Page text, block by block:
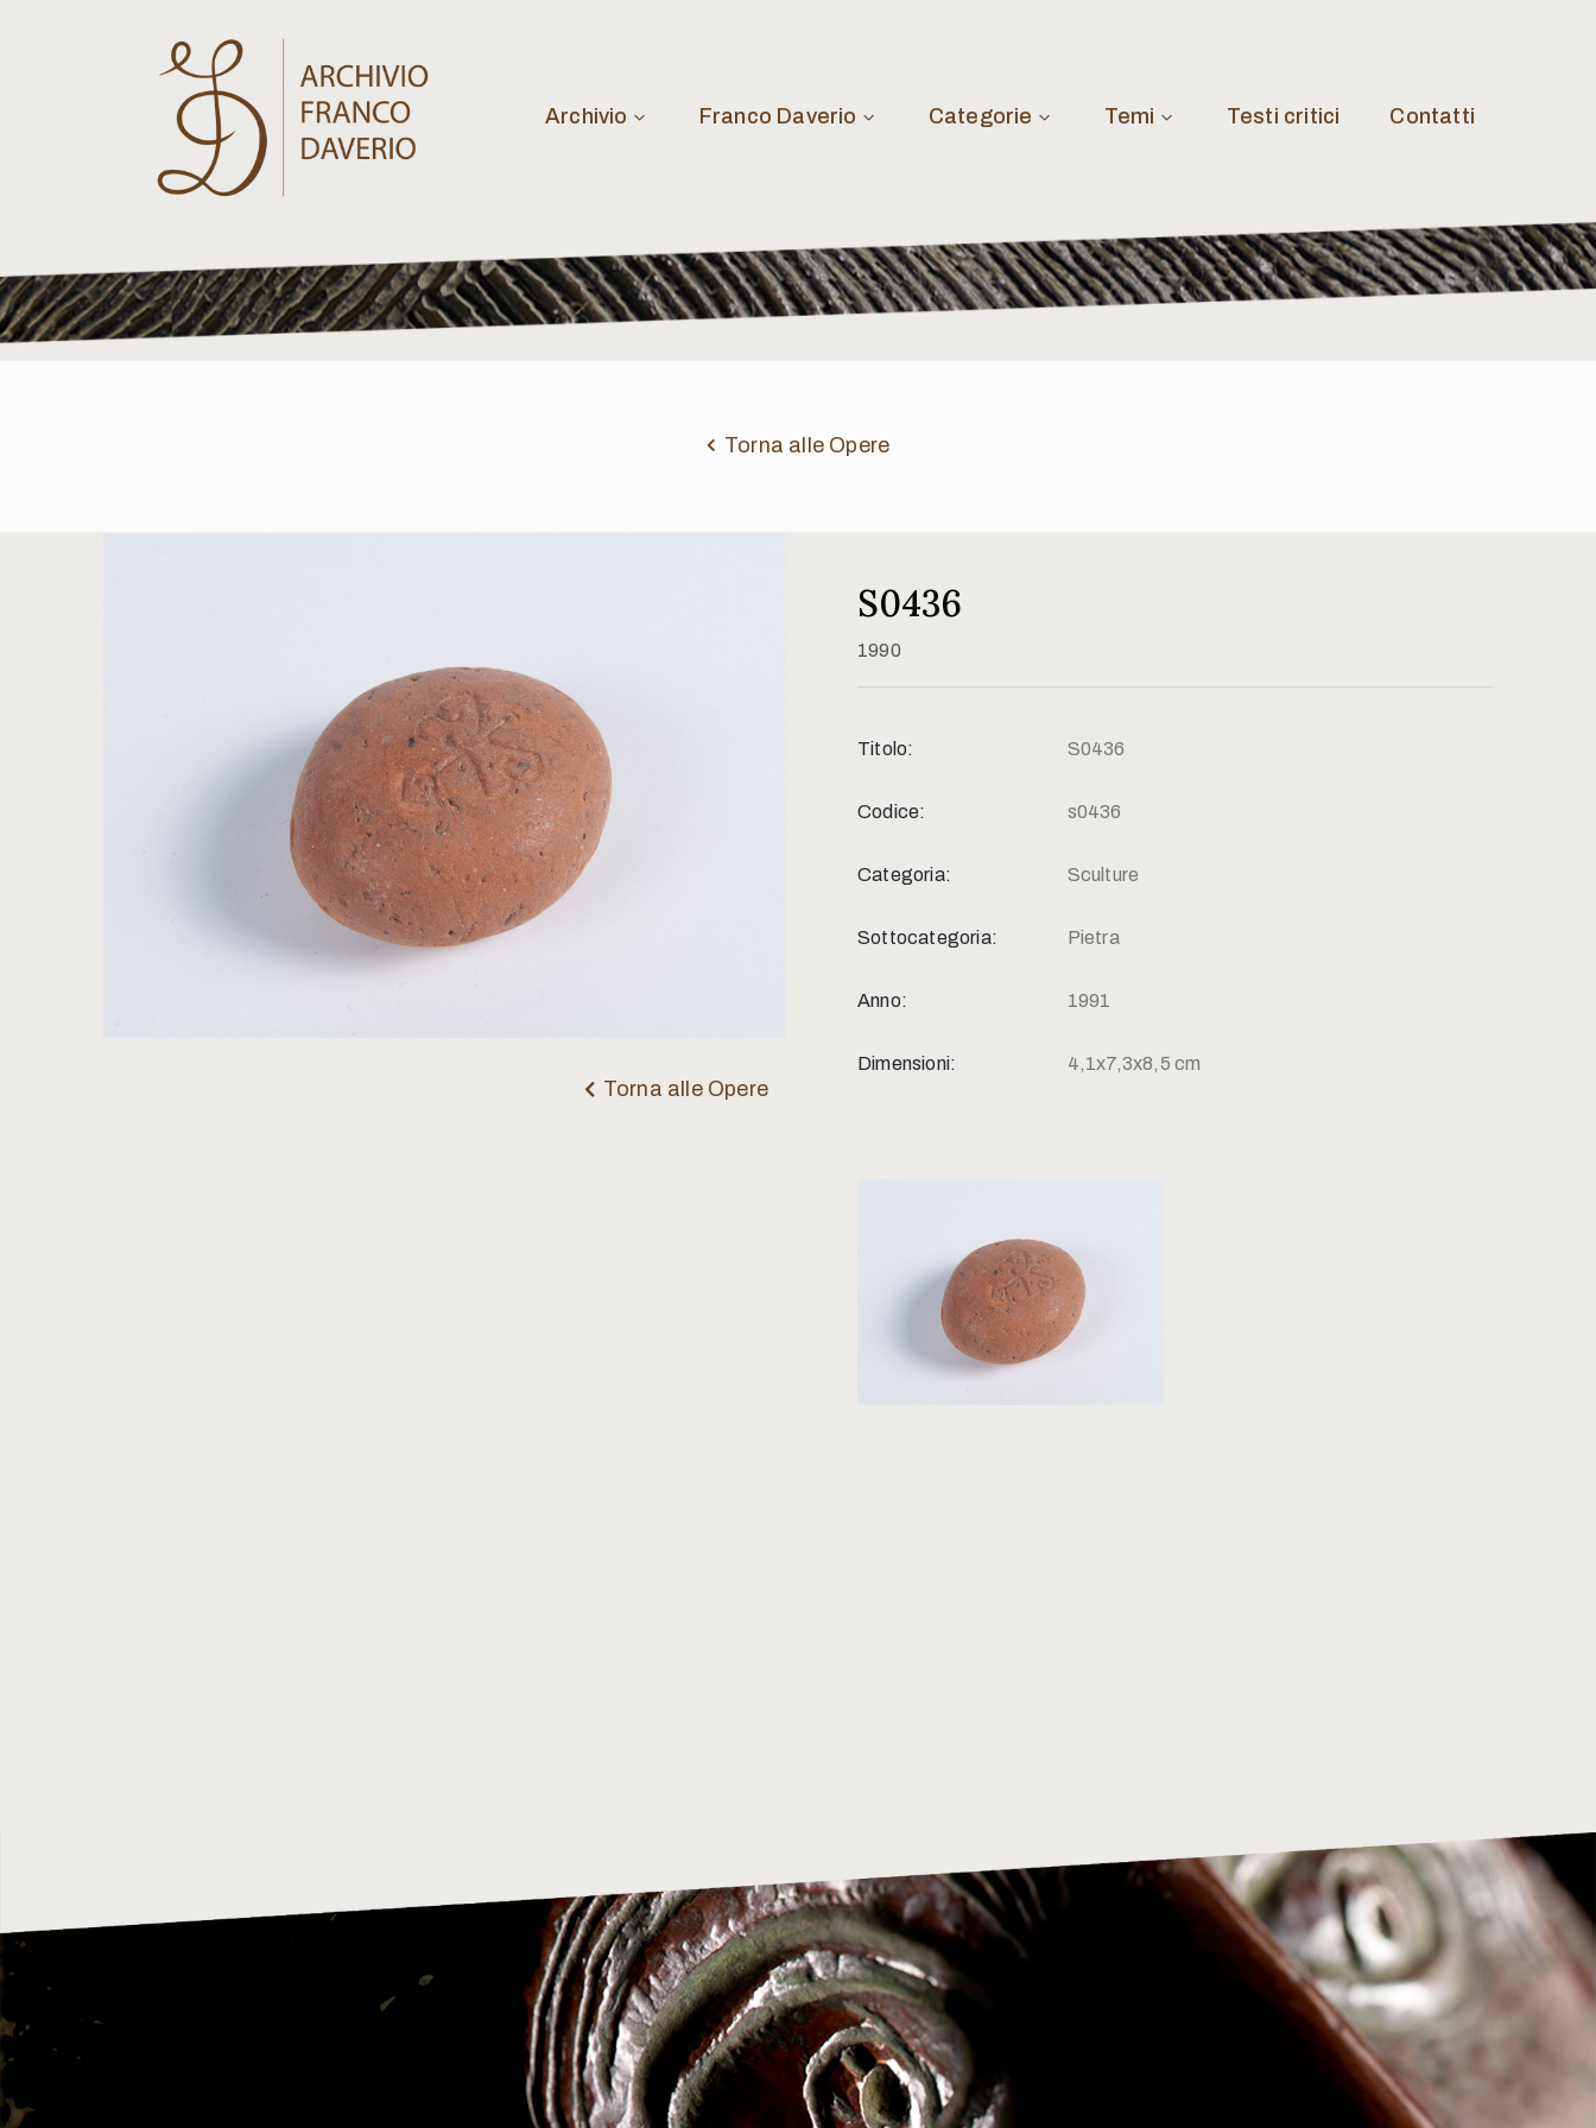
Archivio Franco Daverio Categorie Temi Testi critici Contatti
Torna alle Opere
Torna alle Opere
S0436
1990
Titolo: S0436
Codice: s0436
Categoria: Sculture
Sottocategoria: Pietra
Anno: 1991
Dimensioni: 4,1x7,3x8,5 cm